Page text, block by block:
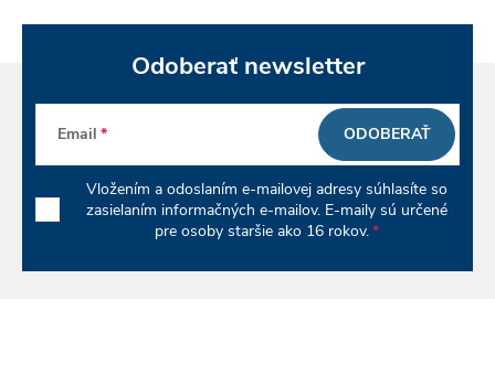
Odoberať newsletter
Email
Vložením a odoslaním e-mailovej adresy súhlasíte so
zasielaním informačných e-mailov. E-maily sú určené
pre osoby staršie ako 16 rokov.
ODOBERAŤ